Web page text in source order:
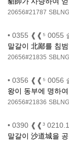
20656#21787
• 0355 ❰❰⁵ 0055
말갈이 北鄙를 침범
20656#21835
• 0356 ❰❰⁵ 0056
왕이 동부에 명하
20656#21836
• 0390 ❰❰³
말갈이 沙道城을